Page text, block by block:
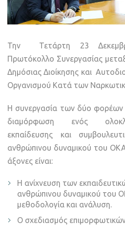
Την Τετάρτη 23
Πρωτόκολλο Συνεργασίας
Δημόσιας Διοίκησης και
Οργανισμού Κατά των
Η συνεργασία των δύο φορέων
διαμόρφωση ενός
εκπαίδευσης και
ανθρώπινου δυναμικού του
άξονες είναι:
Η ανίχνευση των
ανθρώπινου δυναμικού του
μεθοδολογία και ανάλυση.
Ο σχεδιασμός